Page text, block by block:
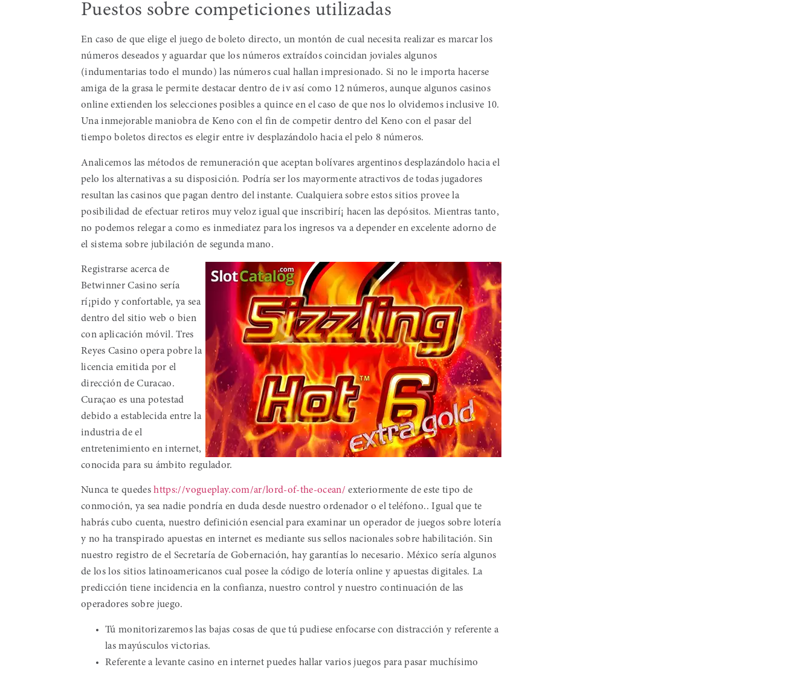
Puestos sobre competiciones utilizadas
En caso de que elige el juego de boleto directo, un montón de cual necesita realizar es marcar los
números deseados y aguardar que los números extraídos coincidan joviales algunos
(indumentarias todo el mundo) las números cual hallan impresionado. Si no le importa hacerse
amiga de la grasa le permite destacar dentro de iv así­ como 12 números, aunque algunos casinos
online extienden los selecciones posibles a quince en el caso de que nos lo olvidemos inclusive 10.
Una inmejorable maniobra de Keno con el fin de competir dentro del Keno con el pasar del
tiempo boletos directos es elegir entre iv desplazándolo hacia el pelo 8 números.
Analicemos las métodos de remuneración que aceptan bolívares argentinos desplazándolo hacia el
pelo los alternativas a su disposición. Podrí­a ser los mayormente atractivos de todas jugadores
resultan las casinos que pagan dentro del instante. Cualquiera sobre estos sitios provee la
posibilidad de efectuar retiros muy veloz igual que inscribirí¡ hacen las depósitos. Mientras tanto,
no podemos relegar a como es inmediatez para los ingresos va a depender en excelente adorno de
el sistema sobre jubilación de segunda mano.
Registrarse acerca de
Betwinner Casino serí­a
rí¡pido y confortable, ya sea
dentro del sitio web o bien
con aplicación móvil. Tres
Reyes Casino opera pobre la
licencia emitida por el
dirección de Curacao.
Curaçao es una potestad
debido a establecida entre la
industria de el
entretenimiento en internet,
conocida para su ámbito regulador.
Nunca te quedeshttps://vogueplay.com/ar/lord-of-the-ocean/ exteriormente de este tipo de
conmoción, ya sea nadie pondrí­a en duda desde nuestro ordenador o el teléfono.. Igual que te
habrás cubo cuenta, nuestro definición esencial para examinar un operador de juegos sobre lotería
y no ha transpirado apuestas en internet es mediante sus sellos nacionales sobre habilitación. Sin
nuestro registro de el Secretaría de Gobernación, hay garantías lo necesario. México serí­a algunos
de los los sitios latinoamericanos cual posee la código de lotería online y apuestas digitales. La
predicción tiene incidencia en la confianza, nuestro control y nuestro continuación de las
operadores sobre juego.
Tú monitorizaremos las bajas cosas de que tú pudiese enfocarse con distracción y referente a
las mayúsculos victorias.
Referente a levante casino en internet puedes hallar varios juegos para pasar muchísimo